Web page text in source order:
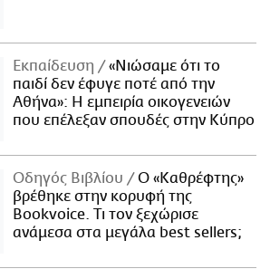
Εκπαίδευση
«Νιώσαμε ότι το
παιδί δεν έφυγε ποτέ από την
Αθήνα»: Η εμπειρία οικογενειών
που επέλεξαν σπουδές στην Κύπρο
Οδηγός Βιβλίου
Ο «Καθρέφτης»
βρέθηκε στην κορυφή της
Bookvoice. Τι τον ξεχώρισε
ανάμεσα στα μεγάλα best sellers;